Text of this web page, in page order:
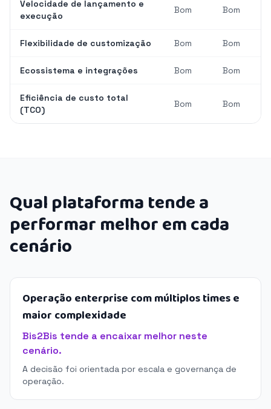
Velocidade de lançamento e
execução
Bom Bom
Flexibilidade de customização Bom Bom
Ecossistema e integrações Bom Bom
Eficiência de custo total
(TCO)
Bom Bom
Qual plataforma tende a
performar melhor em cada
cenário
Operação enterprise com múltiplos times e
maior complexidade
Bis2Bis tende a encaixar melhor neste
cenário.
A decisão foi orientada por escala e governança de
operação.